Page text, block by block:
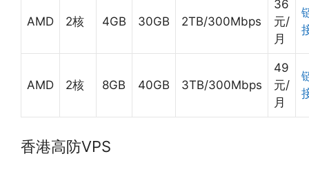
AMD 2核 4GB 30GB 2TB/300Mbps
36
元/
月
AMD 2核 8GB 40GB 3TB/300Mbps
49
元/
月
香港高防VPS